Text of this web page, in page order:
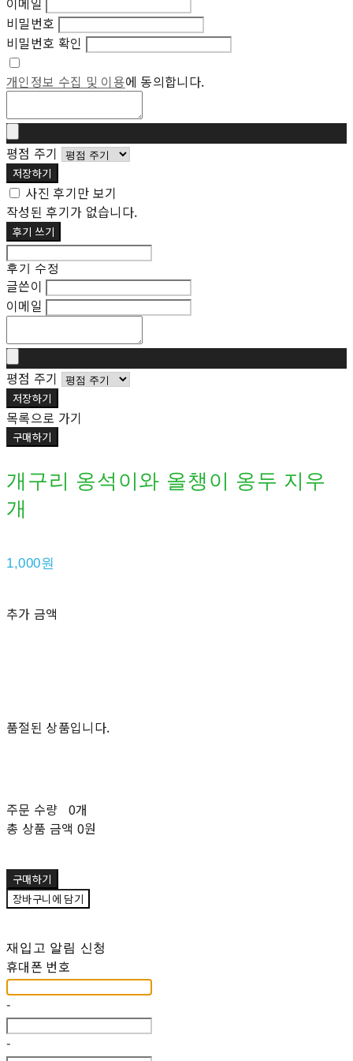
비밀번호
비밀번호 확인
개인정보 수집 및 이용에 동의합니다.
평점 주기
저장하기
사진 후기만 보기
작성된 후기가 없습니다.
후기 쓰기
후기 수정
글쓴이
이메일
평점 주기
저장하기
목록으로 가기
구매하기
개구리 옹석이와 올챙이 옹두 지우
개
1,000원
추가 금액
품절된 상품입니다.
주문 수량 0개
총 상품 금액 0원
구매하기
장바구니에 담기
재입고 알림 신청
휴대폰 번호
-
-